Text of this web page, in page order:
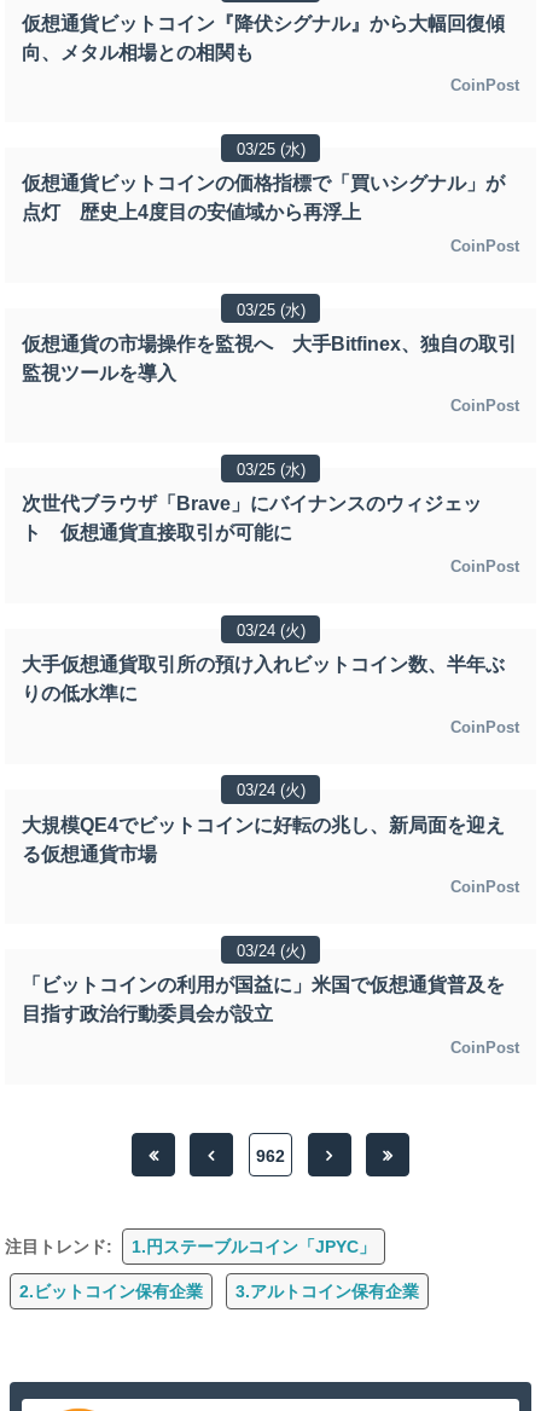
仮想通貨ビットコイン『降伏シグナル』から大幅回復傾
向、メタル相場との相関も
CoinPost
03/25 (水)
仮想通貨ビットコインの価格指標で「買いシグナル」が
点灯 歴史上4度目の安値域から再浮上
CoinPost
03/25 (水)
仮想通貨の市場操作を監視へ 大手Bitfinex、独自の取引
監視ツールを導入
CoinPost
03/25 (水)
次世代ブラウザ「Brave」にバイナンスのウィジェッ
ト 仮想通貨直接取引が可能に
CoinPost
03/24 (火)
大手仮想通貨取引所の預け入れビットコイン数、半年ぶ
りの低水準に
CoinPost
03/24 (火)
大規模QE4でビットコインに好転の兆し、新局面を迎え
る仮想通貨市場
CoinPost
03/24 (火)
「ビットコインの利用が国益に」米国で仮想通貨普及を
目指す政治行動委員会が設立
CoinPost
962
注目トレンド: 1.円ステーブルコイン「JPYC」
2.ビットコイン保有企業 3.アルトコイン保有企業